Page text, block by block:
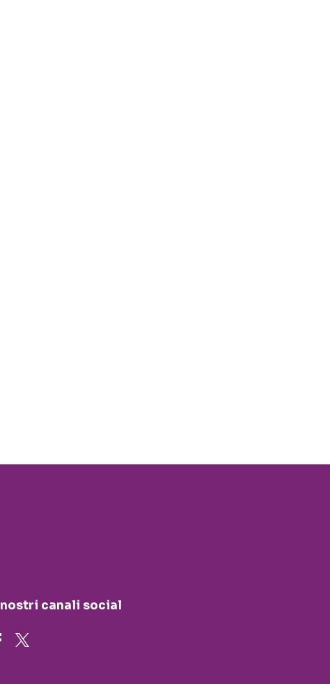
I nostri canali social